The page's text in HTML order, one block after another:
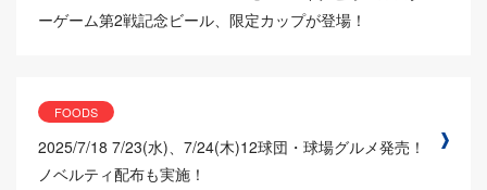
ーゲーム第2戦記念ビール、限定カップが登場！
FOODS
2025/7/18 7/23(水)、7/24(木)12球団・球場グルメ発売！
ノベルティ配布も実施！